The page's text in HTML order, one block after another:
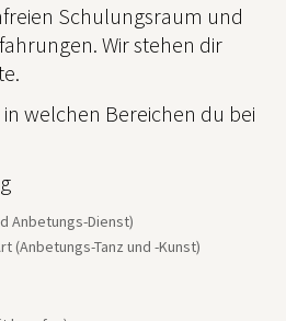
Schulungsraum und
Wir stehen dir
welchen Bereichen du bei
Anbetungs-Dienst)
(Anbetungs-Tanz und -Kunst)